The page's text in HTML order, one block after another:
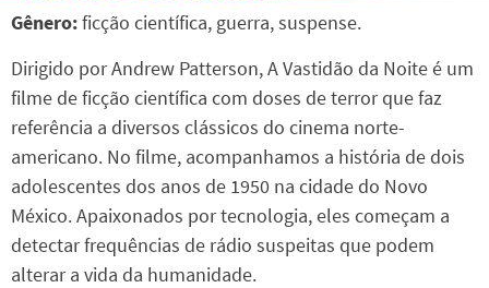
Gênero:ficção científica, guerra, suspense.
Dirigido por Andrew Patterson, A Vastidão da Noite é um
filme de ficção científica com doses de terror que faz
referência a diversos clássicos do cinema norte-
americano. No filme, acompanhamos a história de dois
adolescentes dos anos de 1950 na cidade do Novo
México. Apaixonados por tecnologia, eles começam a
detectar frequências de rádio suspeitas que podem
alterar a vida da humanidade.